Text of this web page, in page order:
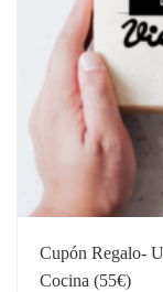
Cupón Regalo-
Cocina (55€)